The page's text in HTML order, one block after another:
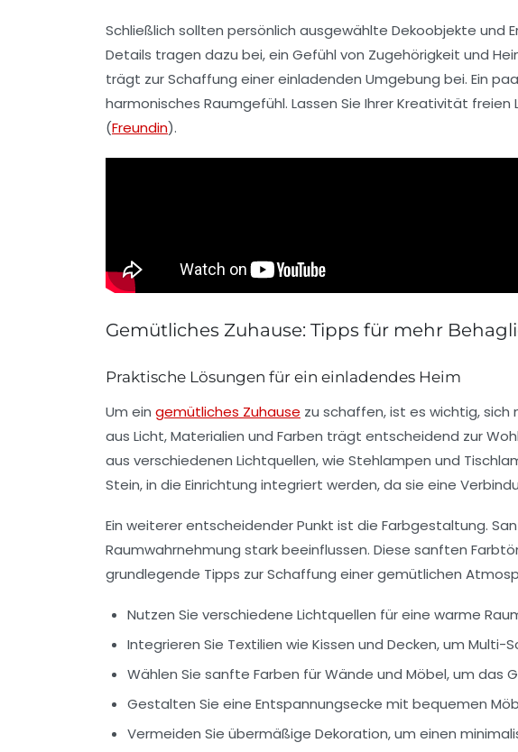
Schließlich sollten persönlich ausgewählte Dekoobjekte und
Details tragen dazu bei, ein Gefühl von Zugehörigkeit und
trägt zur Schaffung einer einladenden Umgebung bei. Ein
harmonisches Raumgefühl. Lassen Sie Ihrer Kreativität
(Freundin).
Gemütliches Zuhause: Tipps für mehr
Praktische Lösungen für ein einladendes Heim
Um ein gemütliches Zuhause zu schaffen, ist es wichtig,
aus Licht, Materialien und Farben trägt entscheidend zur
aus verschiedenen Lichtquellen, wie Stehlampen und
Stein, in die Einrichtung integriert werden, da sie eine
Ein weiterer entscheidender Punkt ist die Farbgestaltung.
Raumwahrnehmung stark beeinflussen. Diese sanften
grundlegende Tipps zur Schaffung einer gemütlichen
Nutzen Sie verschiedene Lichtquellen für eine warme
Integrieren Sie Textilien wie Kissen und Decken, um
Wählen Sie sanfte Farben für Wände und Möbel, um das
Gestalten Sie eine Entspannungsecke mit bequemen
Vermeiden Sie übermäßige Dekoration, um einen